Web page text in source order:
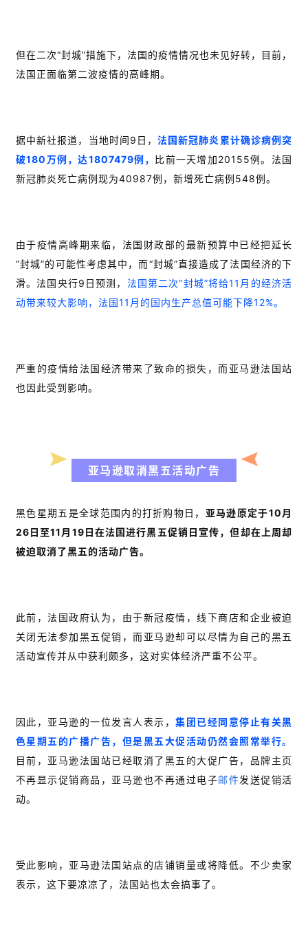
但在二次“封城”措施下，法国的疫情情况也未见好转，目前，
法国正面临第二波疫情的高峰期。
据中新社报道，当地时间9日，法国新冠肺炎累计确诊病例突
破180万例，达1807479例， 比前一天增加20155例。法国
新冠肺炎死亡病例现为40987例，新增死亡病例548例。
由于疫情高峰期来临，法国财政部的最新预算中已经把延长
“封城”的可能性考虑其中，而“封城”直接造成了法国经济的下
滑。法国央行9日预测， 法国第二次“封城”将给11月的经济活
动带来较大影响，法国11月的国内生产总值可能下降12%。
严重的疫情给法国经济带来了致命的损失，而亚马逊法国站
也因此受到影响。
亚马逊取消黑五活动广告
黑色星期五是全球范围内的打折购物日， 亚马逊原定于10月
26日至11月19日在法国进行黑五促销日宣传，但却在上周却
被迫取消了黑五的活动广告。
此前，法国政府认为，由于新冠疫情，线下商店和企业被迫
关闭无法参加黑五促销，而亚马逊却可以尽情为自己的黑五
活动宣传并从中获利颇多，这对实体经济严重不公平。
因此，亚马逊的一位发言人表示，集团已经同意停止有关黑
色星期五的广播广告，但是黑五大促活动仍然会照常举行。
目前，亚马逊法国站已经取消了黑五的大促广告，品牌主页
不再显示促销商品，亚马逊也不再通过电子邮件发送促销活
动。
受此影响，亚马逊法国站点的店铺销量或将降低。不少卖家
表示，这下要凉凉了，法国站也太会搞事了。